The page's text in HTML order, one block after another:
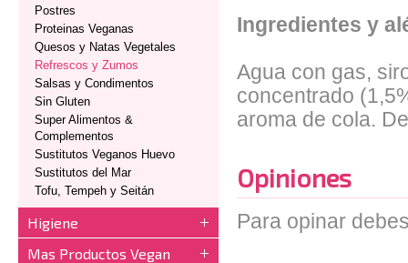
Postres
Proteinas Veganas
Quesos y Natas Vegetales
Refrescos y Zumos
Salsas y Condimentos
Sin Gluten
Super Alimentos &
Complementos
Sustitutos Veganos Huevo
Sustitutos del Mar
Tofu, Tempeh y Seitán
Higiene
Mas Productos Vegan
Ingredientes y
Agua con gas,
concentrado
aroma de cola.
Opiniones
Para opinar